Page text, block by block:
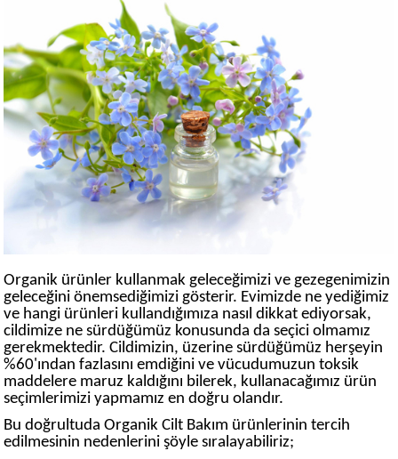
Organik ürünler kullanmak geleceğimizi ve gezegenimizin
geleceğini önemsediğimizi gösterir. Evimizde ne yediğimiz
ve hangi ürünleri kullandığımıza nasıl dikkat ediyorsak,
cildimize ne sürdüğümüz konusunda da seçici olmamız
gerekmektedir. Cildimizin, üzerine sürdüğümüz herşeyin
%60'ından fazlasını emdiğini ve vücudumuzun toksik
maddelere maruz kaldığını bilerek, kullanacağımız ürün
seçimlerimizi yapmamız en doğru olandır.
Bu doğrultuda Organik Cilt Bakım ürünlerinin tercih
edilmesinin nedenlerini şöyle sıralayabiliriz;